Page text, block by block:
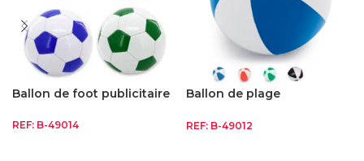
Ballon de foot publicitaire
REF: B-49014
Ballon de plage
REF: B-49012